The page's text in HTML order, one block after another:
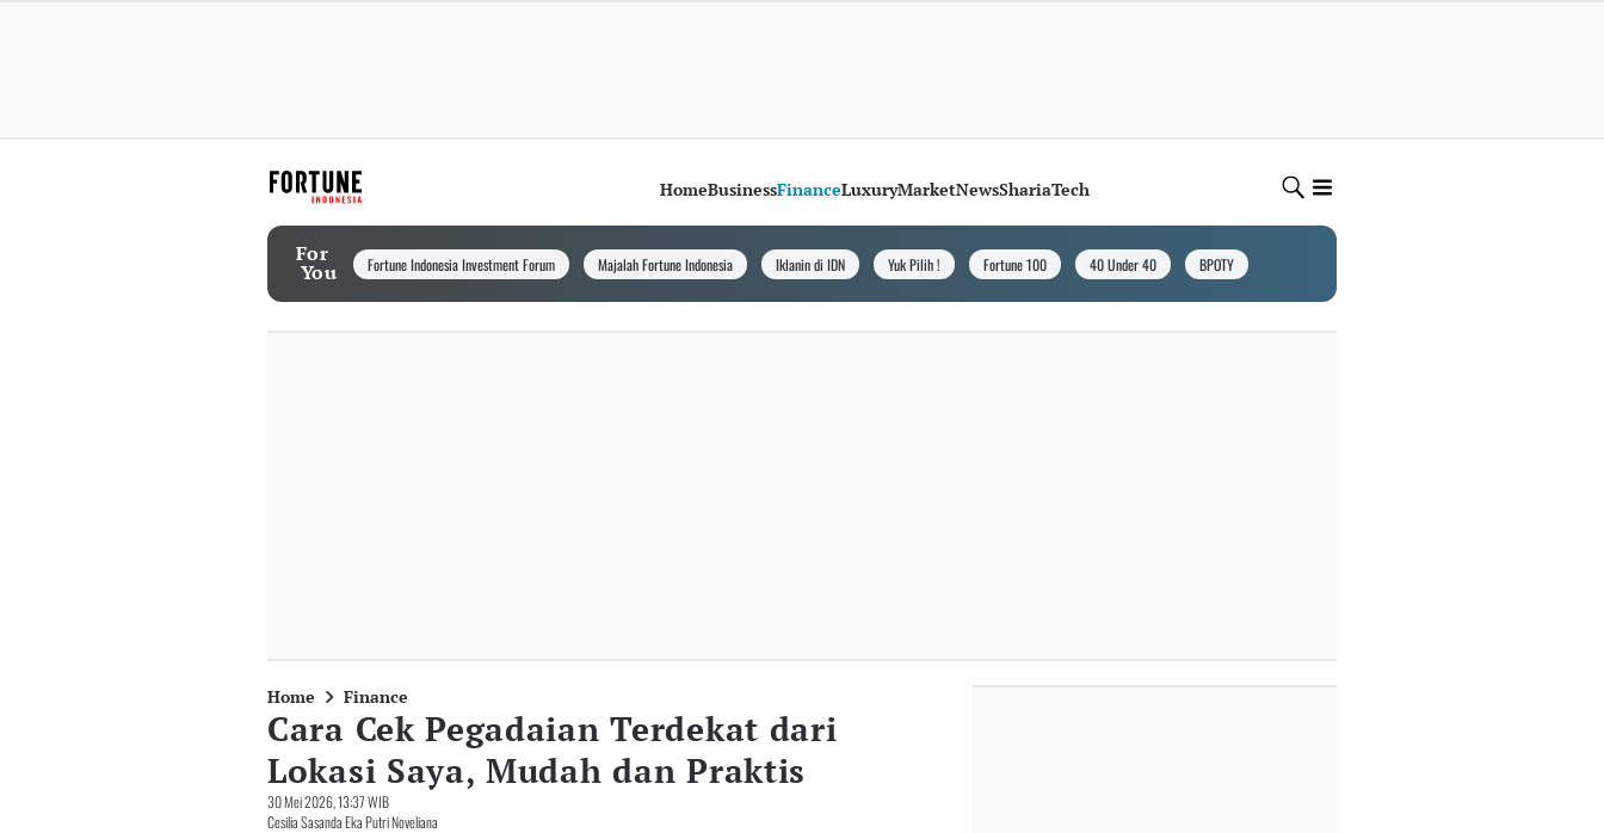
HomeBusinessFinanceLuxuryMarketNewsShariaTech
For
You Fortune Indonesia Investment Forum Majalah Fortune Indonesia Iklanin di IDN Yuk Pilih ! Fortune 100 40 Under 40 BPOTY
Home Finance
Cara Cek Pegadaian Terdekat dari
Lokasi Saya, Mudah dan Praktis
30 Mei 2026, 13:37 WIB
Cesilia Sasanda Eka Putri Noveliana